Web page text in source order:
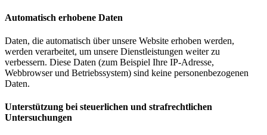
Automatisch erhobene Daten
Daten, die automatisch über unsere Website erhoben werden,
werden verarbeitet, um unsere Dienstleistungen weiter zu
verbessern. Diese Daten (zum Beispiel Ihre IP-Adresse,
Webbrowser und Betriebssystem) sind keine personenbezogenen
Daten.
Unterstützung bei steuerlichen und strafrechtlichen
Untersuchungen